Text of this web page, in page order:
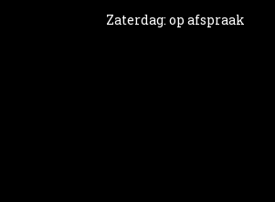
Zaterdag: op afspraak